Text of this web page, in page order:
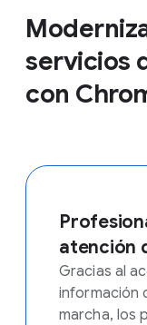
servicios
con
atención
Gracias al
información
marcha, los